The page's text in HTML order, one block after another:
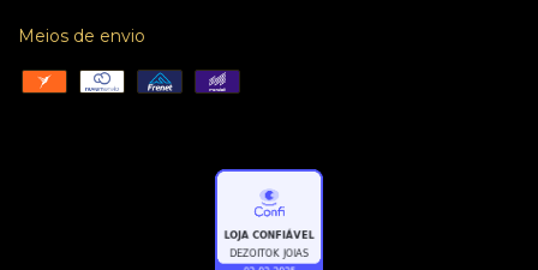
Meios de envio